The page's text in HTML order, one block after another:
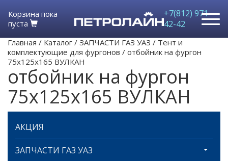
Корзина пока
пуста
+7(812) 971-
42-42
Главная / Каталог / ЗАПЧАСТИ ГАЗ УАЗ / Тент и
комплектующие для фургонов / отбойник на фургон
75х125х165 ВУЛКАН
отбойник на фургон
75х125х165 ВУЛКАН
АКЦИЯ
ЗАПЧАСТИ ГАЗ УАЗ